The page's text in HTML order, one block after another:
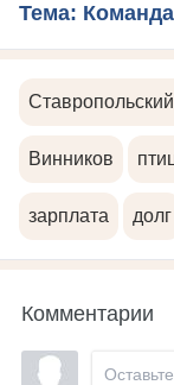
Тема:
Винников
зарплата долг
Комментарии